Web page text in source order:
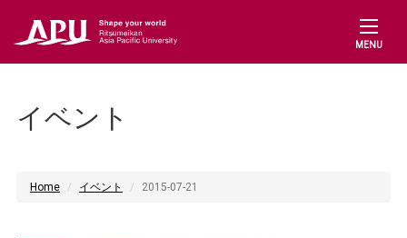
MENU
イベント
Home イベント 2015-07-21